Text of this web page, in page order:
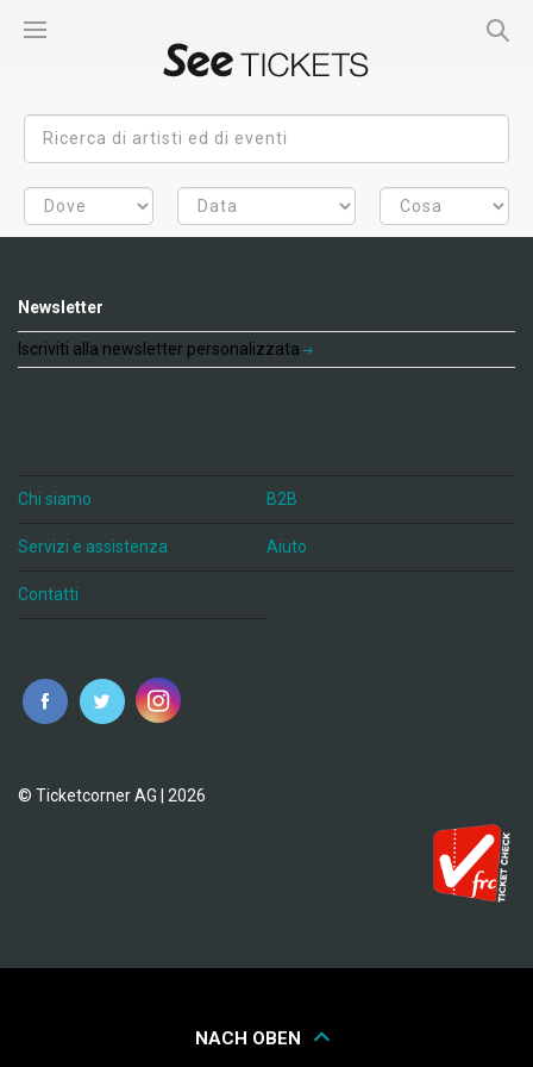
Newsletter
Iscriviti alla newsletter personalizzata
Chi siamo B2B
Servizi e assistenza Aiuto
Contatti
© Ticketcorner AG | 2026
NACH OBEN